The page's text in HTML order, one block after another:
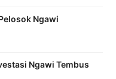
Ngawi
Ngawi Tembus